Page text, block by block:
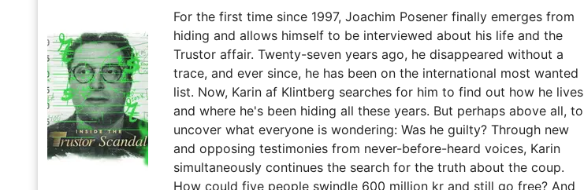
For the first time since 1997, Joachim Posener finally emerges from
hiding and allows himself to be interviewed about his life and the
Trustor affair. Twenty-seven years ago, he disappeared without a
trace, and ever since, he has been on the international most wanted
list. Now, Karin af Klintberg searches for him to find out how he lives
and where he's been hiding all these years. But perhaps above all, to
uncover what everyone is wondering: Was he guilty? Through new
and opposing testimonies from never-before-heard voices, Karin
simultaneously continues the search for the truth about the coup.
How could five people swindle 600 million kr and still go free? And